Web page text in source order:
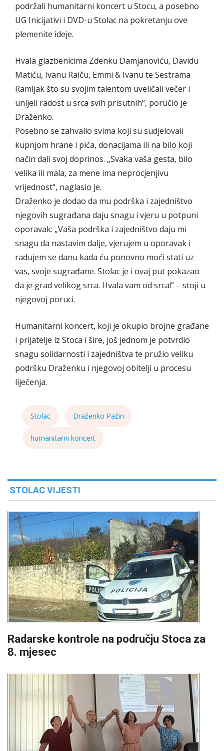
podržali humanitarni koncert u Stocu, a posebno
UG Inicijativi i DVD-u Stolac na pokretanju ove
plemenite ideje.
Hvala glazbenicima Zdenku Damjanoviću, Davidu
Matiću, Ivanu Raiču, Emmi & Ivanu te Sestrama
Ramljak što su svojim talentom uveličali večer i
unijeli radost u srca svih prisutnih“, poručio je
Draženko.
Posebno se zahvalio svima koji su sudjelovali
kupnjom hrane i pića, donacijama ili na bilo koji
način dali svoj doprinos. „Svaka vaša gesta, bilo
velika ili mala, za mene ima neprocjenjivu
vrijednost“, naglasio je.
Draženko je dodao da mu podrška i zajedništvo
njegovih sugrađana daju snagu i vjeru u potpuni
oporavak: „Vaša podrška i zajedništvo daju mi
snagu da nastavim dalje, vjerujem u oporavak i
radujem se danu kada ću ponovno moći stati uz
vas, svoje sugrađane. Stolac je i ovaj put pokazao
da je grad velikog srca. Hvala vam od srca!“ – stoji u
njegovoj poruci.
Humanitarni koncert, koji je okupio brojne građane
i prijatelje iz Stoca i šire, još jednom je potvrdio
snagu solidarnosti i zajedništva te pružio veliku
podršku Draženku i njegovoj obitelji u procesu
liječenja.
Stolac Draženko Pažin
humanitarni koncert
STOLAC VIJESTI
Radarske kontrole na području Stoca za
8. mjesec